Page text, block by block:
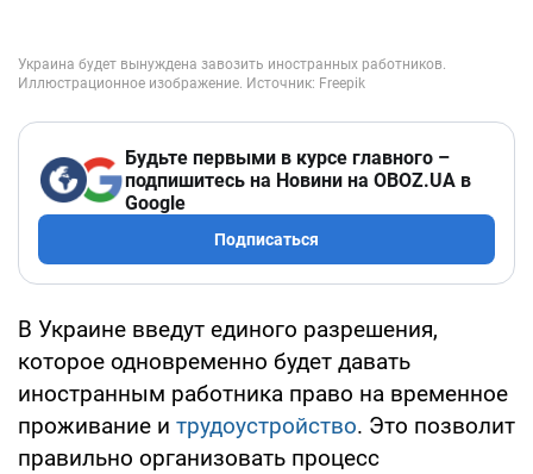
Будьте первыми в курсе главного –
подпишитесь на Новини на OBOZ.UA в
Google
Подписаться
В Украине введут единого разрешения,
которое одновременно будет давать
иностранным работника право на временное
проживание и трудоустройство. Это позволит
правильно организовать процесс